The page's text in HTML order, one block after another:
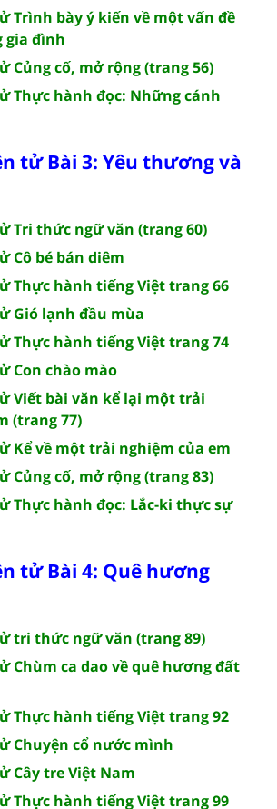
Trình bày ý kiến về một vấn đề
gia đình
Củng cố, mở rộng (trang 56)
Thực hành đọc: Những cánh
tử Bài 3: Yêu thương và
Tri thức ngữ văn (trang 60)
Cô bé bán diêm
Thực hành tiếng Việt trang 66
Gió lạnh đầu mùa
Thực hành tiếng Việt trang 74
Con chào mào
Viết bài văn kể lại một trải
(trang 77)
Kể về một trải nghiệm của em
Củng cố, mở rộng (trang 83)
Thực hành đọc: Lắc-ki thực sự
tử Bài 4: Quê hương
tri thức ngữ văn (trang 89)
Chùm ca dao về quê hương đất
Thực hành tiếng Việt trang 92
Chuyện cổ nước mình
Cây tre Việt Nam
Thực hành tiếng Việt trang 99